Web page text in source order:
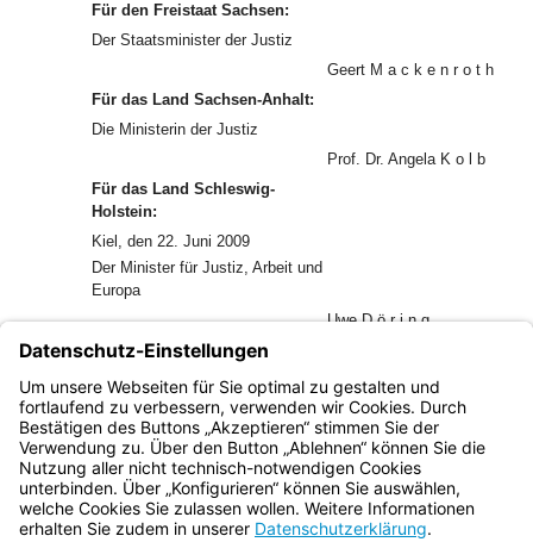
Für den Freistaat Sachsen:
Der Staatsminister der Justiz
Geert M a c k e n r o t h
Für das Land Sachsen-Anhalt:
Die Ministerin der Justiz
Prof. Dr. Angela K o l b
Für das Land Schleswig-
Holstein:
Kiel, den 22. Juni 2009
Der Minister für Justiz, Arbeit und
Europa
Uwe D ö r i n g
Für den Freistaat Thüringen:
Die Justizministerin
Marion W a l s m a n n
Bayern.de
BayernPortal